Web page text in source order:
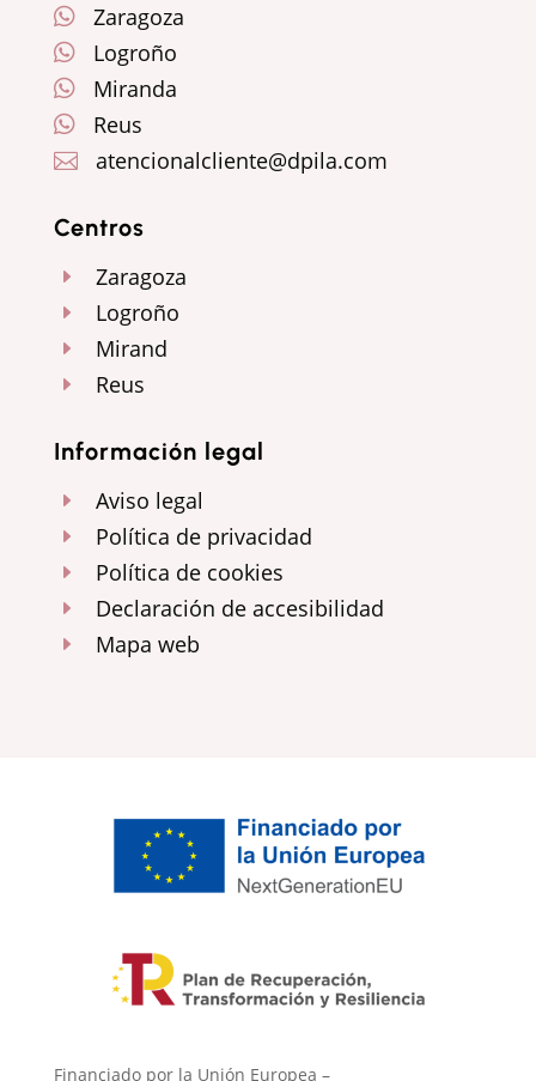
 Zaragoza
 Logroño
 Miranda
 Reus
 atencionalcliente@dpila.com
Centros
E Zaragoza
E Logroño
E Mirand
E Reus
Información legal
E Aviso legal
E Política de privacidad
E Política de cookies
E Declaración de accesibilidad
E Mapa web
Financiado por la Unión Europea –